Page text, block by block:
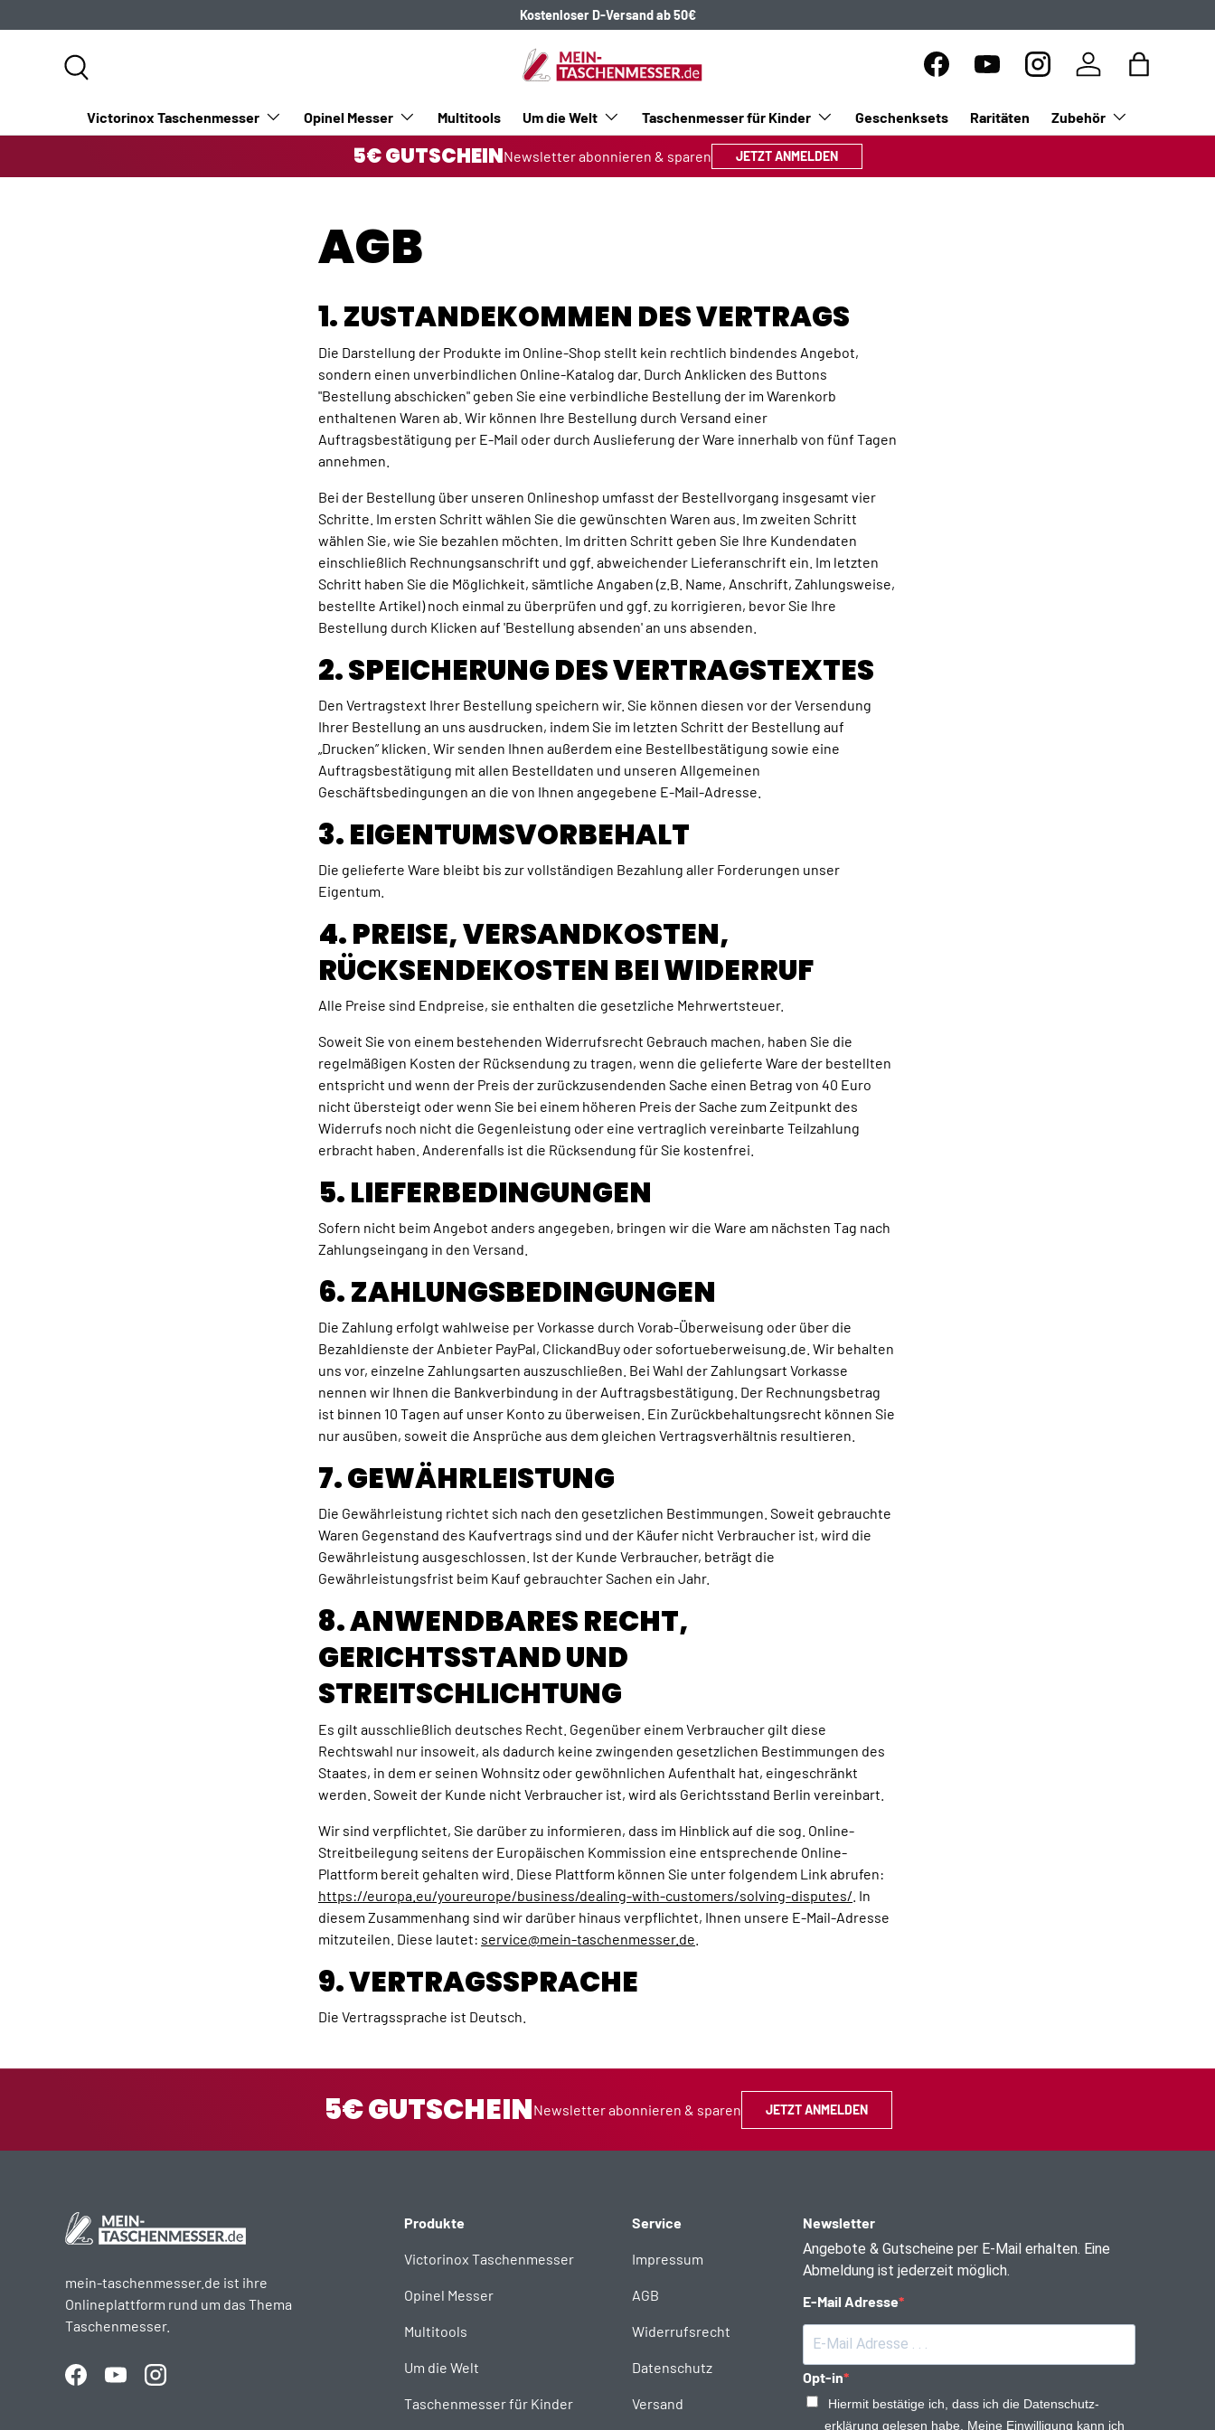
DIREKT ZUM INHALT
Kostenloser D-Versand ab 50€
FacebookYouTubeInstagramEinloggen
Victorinox Taschenmesser Opinel Messer Multitools Um die Welt Taschenmesser für Kinder Geschenksets Raritäten Zubehör
5€ GUTSCHEINNewsletter abonnieren & sparen JETZT ANMELDEN
AGB
1. ZUSTANDEKOMMEN DES VERTRAGS
Die Darstellung der Produkte im Online-Shop stellt kein rechtlich bindendes Angebot,
sondern einen unverbindlichen Online-Katalog dar. Durch Anklicken des Buttons
"Bestellung abschicken" geben Sie eine verbindliche Bestellung der im Warenkorb
enthaltenen Waren ab. Wir können Ihre Bestellung durch Versand einer
Auftragsbestätigung per E-Mail oder durch Auslieferung der Ware innerhalb von fünf Tagen
annehmen.
Bei der Bestellung über unseren Onlineshop umfasst der Bestellvorgang insgesamt vier
Schritte. Im ersten Schritt wählen Sie die gewünschten Waren aus. Im zweiten Schritt
wählen Sie, wie Sie bezahlen möchten. Im dritten Schritt geben Sie Ihre Kundendaten
einschließlich Rechnungsanschrift und ggf. abweichender Lieferanschrift ein. Im letzten
Schritt haben Sie die Möglichkeit, sämtliche Angaben (z.B. Name, Anschrift, Zahlungsweise,
bestellte Artikel) noch einmal zu überprüfen und ggf. zu korrigieren, bevor Sie Ihre
Bestellung durch Klicken auf 'Bestellung absenden' an uns absenden.
2. SPEICHERUNG DES VERTRAGSTEXTES
Den Vertragstext Ihrer Bestellung speichern wir. Sie können diesen vor der Versendung
Ihrer Bestellung an uns ausdrucken, indem Sie im letzten Schritt der Bestellung auf
„Drucken” klicken. Wir senden Ihnen außerdem eine Bestellbestätigung sowie eine
Auftragsbestätigung mit allen Bestelldaten und unseren Allgemeinen
Geschäftsbedingungen an die von Ihnen angegebene E-Mail-Adresse.
3. EIGENTUMSVORBEHALT
Die gelieferte Ware bleibt bis zur vollständigen Bezahlung aller Forderungen unser
Eigentum.
4. PREISE, VERSANDKOSTEN,
RÜCKSENDEKOSTEN BEI WIDERRUF
Alle Preise sind Endpreise, sie enthalten die gesetzliche Mehrwertsteuer.
Soweit Sie von einem bestehenden Widerrufsrecht Gebrauch machen, haben Sie die
regelmäßigen Kosten der Rücksendung zu tragen, wenn die gelieferte Ware der bestellten
entspricht und wenn der Preis der zurückzusendenden Sache einen Betrag von 40 Euro
nicht übersteigt oder wenn Sie bei einem höheren Preis der Sache zum Zeitpunkt des
Widerrufs noch nicht die Gegenleistung oder eine vertraglich vereinbarte Teilzahlung
erbracht haben. Anderenfalls ist die Rücksendung für Sie kostenfrei.
5. LIEFERBEDINGUNGEN
Sofern nicht beim Angebot anders angegeben, bringen wir die Ware am nächsten Tag nach
Zahlungseingang in den Versand.
6. ZAHLUNGSBEDINGUNGEN
Die Zahlung erfolgt wahlweise per Vorkasse durch Vorab-Überweisung oder über die
Bezahldienste der Anbieter PayPal, ClickandBuy oder sofortueberweisung.de. Wir behalten
uns vor, einzelne Zahlungsarten auszuschließen. Bei Wahl der Zahlungsart Vorkasse
nennen wir Ihnen die Bankverbindung in der Auftragsbestätigung. Der Rechnungsbetrag
ist binnen 10 Tagen auf unser Konto zu überweisen. Ein Zurückbehaltungsrecht können Sie
nur ausüben, soweit die Ansprüche aus dem gleichen Vertragsverhältnis resultieren.
7. GEWÄHRLEISTUNG
Die Gewährleistung richtet sich nach den gesetzlichen Bestimmungen. Soweit gebrauchte
Waren Gegenstand des Kaufvertrags sind und der Käufer nicht Verbraucher ist, wird die
Gewährleistung ausgeschlossen. Ist der Kunde Verbraucher, beträgt die
Gewährleistungsfrist beim Kauf gebrauchter Sachen ein Jahr.
8. ANWENDBARES RECHT,
GERICHTSSTAND UND
STREITSCHLICHTUNG
Es gilt ausschließlich deutsches Recht. Gegenüber einem Verbraucher gilt diese
Rechtswahl nur insoweit, als dadurch keine zwingenden gesetzlichen Bestimmungen des
Staates, in dem er seinen Wohnsitz oder gewöhnlichen Aufenthalt hat, eingeschränkt
werden. Soweit der Kunde nicht Verbraucher ist, wird als Gerichtsstand Berlin vereinbart.
Wir sind verpflichtet, Sie darüber zu informieren, dass im Hinblick auf die sog. Online-
Streitbeilegung seitens der Europäischen Kommission eine entsprechende Online-
Plattform bereit gehalten wird. Diese Plattform können Sie unter folgendem Link abrufen:
https://europa.eu/youreurope/business/dealing-with-customers/solving-disputes/ . In
diesem Zusammenhang sind wir darüber hinaus verpflichtet, Ihnen unsere E-Mail-Adresse
mitzuteilen. Diese lautet: service@mein-taschenmesser.de
9. VERTRAGSSPRACHE
Die Vertragssprache ist Deutsch.
5€ GUTSCHEINNewsletter abonnieren & sparen JETZT ANMELDEN
mein-taschenmesser.de ist ihre
Onlineplattform rund um das Thema
Taschenmesser.
FacebookYouTubeInstagram
Produkte
Victorinox Taschenmesser
Opinel Messer
Multitools
Um die Welt
Taschenmesser für Kinder
Service
Impressum
AGB
Widerrufsrecht
Datenschutz
Versand
Newsletter
Angebote & Gutscheine per E-Mail erhalten. Eine
Abmeldung ist jederzeit möglich.
E-Mail Adresse
Opt-in
Hiermit bestätige ich, dass ich die Daten­schutz­
erklärung gelesen habe. Meine Einwilligung kann ich